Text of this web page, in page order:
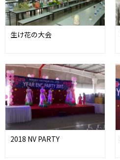
生け花の大会
2018 NV PARTY